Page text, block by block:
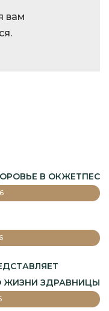
вам
.
В ОКЖЕТПЕС
ЖИЗНИ ЗДРАВНИЦЫ